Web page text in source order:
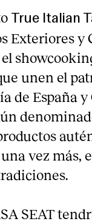
True Italian
Exteriores y
unen el
de España y
vez más,
SEAT